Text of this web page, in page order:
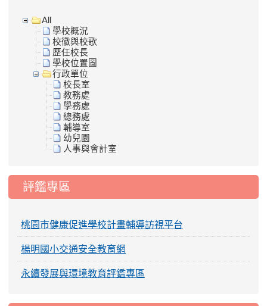
All
學校概況
校徽與校歌
歷任校長
學校位置圖
行政單位
校長室
教務處
學務處
總務處
輔導室
幼兒園
人事與會計室
評鑑專區
桃園市健康促進學校計畫輔導訪視平台
楊明國小交通安全教育網
永續發展與環境教育評鑑專區